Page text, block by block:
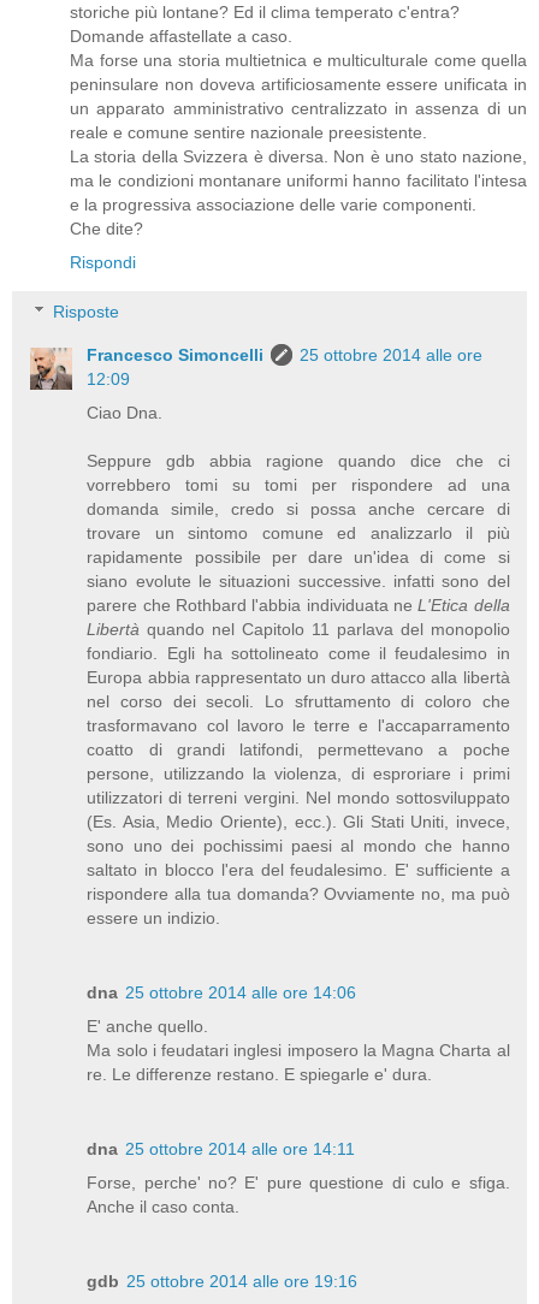
storiche più lontane? Ed il clima temperato c'entra?
Domande affastellate a caso.
Ma forse una storia multietnica e multiculturale come quella
peninsulare non doveva artificiosamente essere unificata in
un apparato amministrativo centralizzato in assenza di un
reale e comune sentire nazionale preesistente.
La storia della Svizzera è diversa. Non è uno stato nazione,
ma le condizioni montanare uniformi hanno facilitato l'intesa
e la progressiva associazione delle varie componenti.
Che dite?
Rispondi
Risposte
Francesco Simoncelli
25 ottobre 2014 alle ore
12:09
Ciao Dna.
Seppure gdb abbia ragione quando dice che ci
vorrebbero tomi su tomi per rispondere ad una
domanda simile, credo si possa anche cercare di
trovare un sintomo comune ed analizzarlo il più
rapidamente possibile per dare un'idea di come si
siano evolute le situazioni successive. infatti sono del
parere che Rothbard l'abbia individuata neL'Etica della
Libertà quando nel Capitolo 11 parlava del monopolio
fondiario. Egli ha sottolineato come il feudalesimo in
Europa abbia rappresentato un duro attacco alla libertà
nel corso dei secoli. Lo sfruttamento di coloro che
trasformavano col lavoro le terre e l'accaparramento
coatto di grandi latifondi, permettevano a poche
persone, utilizzando la violenza, di esproriare i primi
utilizzatori di terreni vergini. Nel mondo sottosviluppato
(Es. Asia, Medio Oriente), ecc.). Gli Stati Uniti, invece,
sono uno dei pochissimi paesi al mondo che hanno
saltato in blocco l'era del feudalesimo. E' sufficiente a
rispondere alla tua domanda? Ovviamente no, ma può
essere un indizio.
dna 25 ottobre 2014 alle ore 14:06
E' anche quello.
Ma solo i feudatari inglesi imposero la Magna Charta al
re. Le differenze restano. E spiegarle e' dura.
dna 25 ottobre 2014 alle ore 14:11
Forse, perche' no? E' pure questione di culo e sfiga.
Anche il caso conta.
gdb 25 ottobre 2014 alle ore 19:16